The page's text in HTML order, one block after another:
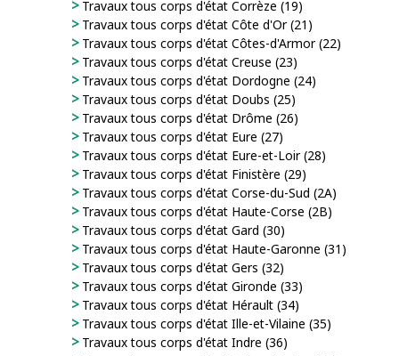
Travaux tous corps d'état Corrèze (19)
Travaux tous corps d'état Côte d'Or (21)
Travaux tous corps d'état Côtes-d'Armor (22)
Travaux tous corps d'état Creuse (23)
Travaux tous corps d'état Dordogne (24)
Travaux tous corps d'état Doubs (25)
Travaux tous corps d'état Drôme (26)
Travaux tous corps d'état Eure (27)
Travaux tous corps d'état Eure-et-Loir (28)
Travaux tous corps d'état Finistère (29)
Travaux tous corps d'état Corse-du-Sud (2A)
Travaux tous corps d'état Haute-Corse (2B)
Travaux tous corps d'état Gard (30)
Travaux tous corps d'état Haute-Garonne (31)
Travaux tous corps d'état Gers (32)
Travaux tous corps d'état Gironde (33)
Travaux tous corps d'état Hérault (34)
Travaux tous corps d'état Ille-et-Vilaine (35)
Travaux tous corps d'état Indre (36)